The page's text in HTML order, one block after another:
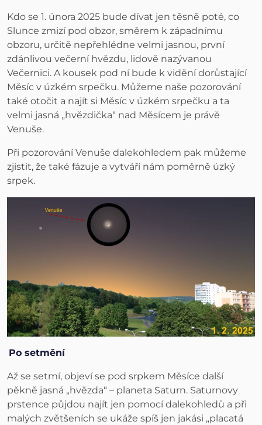
Kdo se 1. února 2025 bude dívat jen těsně poté, co
Slunce zmizí pod obzor, směrem k západnímu
obzoru, určitě nepřehlédne velmi jasnou, první
zdánlivou večerní hvězdu, lidově nazývanou
Večernici. A kousek pod ní bude k vidění dorůstající
Měsíc v úzkém srpečku. Můžeme naše pozorování
také otočit a najít si Měsíc v úzkém srpečku a ta
velmi jasná „hvězdička“ nad Měsícem je právě
Venuše.
Při pozorování Venuše dalekohledem pak můžeme
zjistit, že také fázuje a vytváří nám poměrně úzký
srpek.
Po setmění
Až se setmí, objeví se pod srpkem Měsíce další
pěkně jasná „hvězda“ – planeta Saturn. Saturnovy
prstence půjdou najít jen pomocí dalekohledů a při
malých zvětšeních se ukáže spíš jen jakási „placatá